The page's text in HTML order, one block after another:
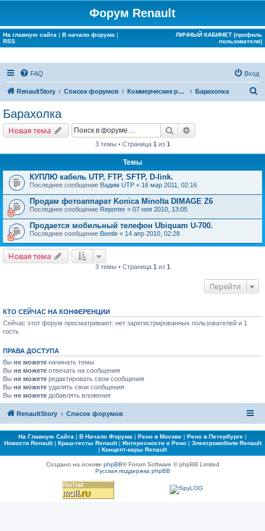
Форум Renault
На главную сайта | В начало форума |
RSS
ЛИЧНЫЙ КАБИНЕТ (профиль
пользователя)
FAQ Вход
RenaultStory Список форумов Коммерческие разделы Барахолка
Барахолка
Новая тема Поиск
3 темы • Страница 1 из 1
Темы
КУПЛЮ кабель UTP, FTP, SFTP, D-link.
Последнее сообщение Вадим UTP « 16 мар 2011, 02:16
Продам фотоаппарат Konica Minolta DIMAGE Z6
Последнее сообщение Reporter « 07 ноя 2010, 13:05
Продается мобильный телефон Ubiquam U-700.
Последнее сообщение Beetle « 14 апр 2010, 02:28
Новая тема
3 темы • Страница 1 из 1
Перейти
КТО СЕЙЧАС НА КОНФЕРЕНЦИИ
Сейчас этот форум просматривают: нет зарегистрированных пользователей и 1
гость
ПРАВА ДОСТУПА
Вы не можете начинать темы
Вы не можете отвечать на сообщения
Вы не можете редактировать свои сообщения
Вы не можете удалять свои сообщения
Вы не можете добавлять вложения
RenaultStory Список форумов
На Главную Сайта | В Начало Форума | Рено в Москве | Рено в Петербурге |
Новости Renault| Краш-тесты Renault| Интересности о Рено| Электромобили Renault
| Концепт-кары Renault
Создано на основе phpBB® Forum Software © phpBB Limited
Русская поддержка phpBB